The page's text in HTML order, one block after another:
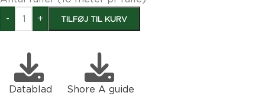
+
Datablad Shore A guide